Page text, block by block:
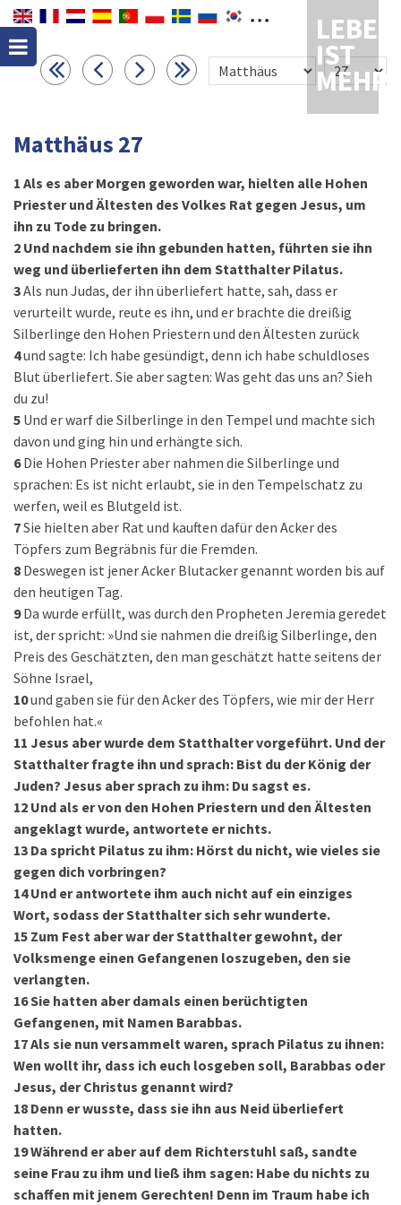
LEBEN
IST
MEHR
Matthäus 27
1 Als es aber Morgen geworden war, hielten alle Hohen
Priester und Ältesten des Volkes Rat gegen Jesus, um
ihn zu Tode zu bringen.
2 Und nachdem sie ihn gebunden hatten, führten sie ihn
weg und überlieferten ihn dem Statthalter Pilatus.
3Als nun Judas, der ihn überliefert hatte, sah, dass er
verurteilt wurde, reute es ihn, und er brachte die dreißig
Silberlinge den Hohen Priestern und den Ältesten zurück
4und sagte: Ich habe gesündigt, denn ich habe schuldloses
Blut überliefert. Sie aber sagten: Was geht das uns an? Sieh
du zu!
5 Und er warf die Silberlinge in den Tempel und machte sich
davon und ging hin und erhängte sich.
6 Die Hohen Priester aber nahmen die Silberlinge und
sprachen: Es ist nicht erlaubt, sie in den Tempelschatz zu
werfen, weil es Blutgeld ist.
7Sie hielten aber Rat und kauften dafür den Acker des
Töpfers zum Begräbnis für die Fremden.
8 Deswegen ist jener Acker Blutacker genannt worden bis auf
den heutigen Tag.
9 Da wurde erfüllt, was durch den Propheten Jeremia geredet
ist, der spricht: »Und sie nahmen die dreißig Silberlinge, den
Preis des Geschätzten, den man geschätzt hatte seitens der
Söhne Israel,
10und gaben sie für den Acker des Töpfers, wie mir der Herr
befohlen hat.«
11 Jesus aber wurde dem Statthalter vorgeführt. Und der
Statthalter fragte ihn und sprach: Bist du der König der
Juden? Jesus aber sprach zu ihm: Du sagst es.
12 Und als er von den Hohen Priestern und den Ältesten
angeklagt wurde, antwortete er nichts.
13 Da spricht Pilatus zu ihm: Hörst du nicht, wie vieles sie
gegen dich vorbringen?
14 Und er antwortete ihm auch nicht auf ein einziges
Wort, sodass der Statthalter sich sehr wunderte.
15 Zum Fest aber war der Statthalter gewohnt, der
Volksmenge einen Gefangenen loszugeben, den sie
verlangten.
16Sie hatten aber damals einen berüchtigten
Gefangenen, mit Namen Barabbas.
17Als sie nun versammelt waren, sprach Pilatus zu ihnen:
Wen wollt ihr, dass ich euch losgeben soll, Barabbas oder
Jesus, der Christus genannt wird?
18 Denn er wusste, dass sie ihn aus Neid überliefert
hatten.
19Während er aber auf dem Richterstuhl saß, sandte
seine Frau zu ihm und ließ ihm sagen: Habe du nichts zu
schaffen mit jenem Gerechten! Denn im Traum habe ich